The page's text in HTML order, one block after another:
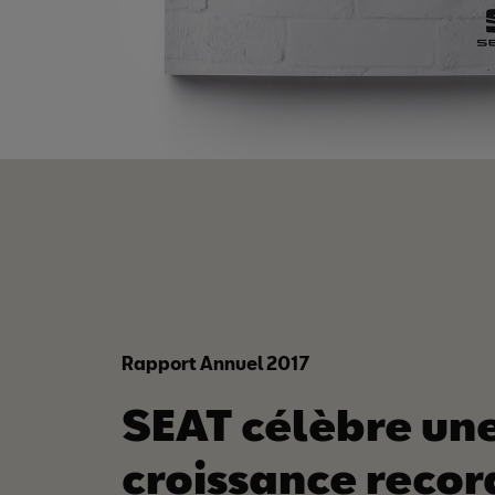
Rapport Annuel 2017
SEAT célèbre
croissance